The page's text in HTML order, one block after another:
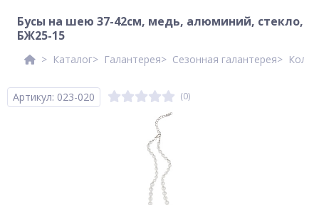
Бусы на шею 37-42см, медь, алюминий, стекло,
БЖ25-15
Каталог Галантерея Сезонная галантерея
Артикул: 023-020 (0)